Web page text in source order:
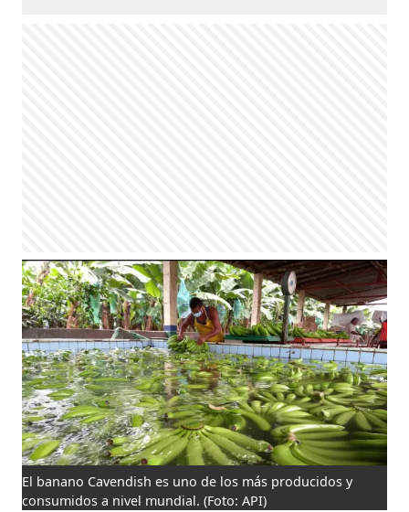
El banano Cavendish es uno de los más producidos y
consumidos a nivel mundial. (Foto: API)